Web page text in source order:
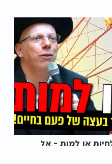
או למות - אל